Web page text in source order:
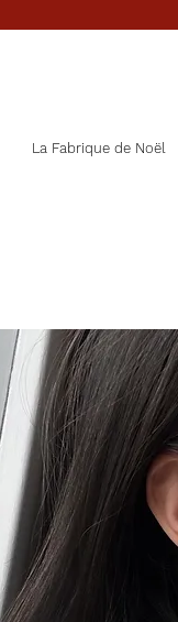
La Fabrique de Noël